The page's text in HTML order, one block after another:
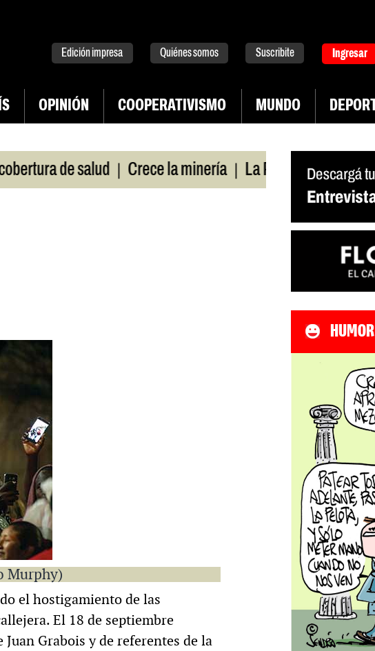
Edición impresa Quiénes somos Suscribite Ingresar
OPINIÓN COOPERATIVISMO MUNDO
de salud | Crece la minería | La Pampa. Emergencia
Murphy)
el hostigamiento de las
El 18 de septiembre
Grabois y de referentes de la
HUMOR